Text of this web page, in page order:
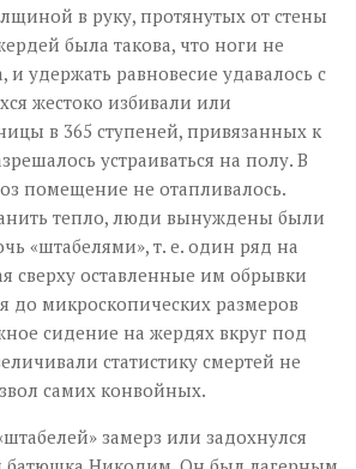
в руку, протянутых от стены
была такова, что ноги не
и удержать равновесие удавалось с
жестоко избивали или
в 365 ступеней, привязанных к
устраиваться на полу. В
помещение не отапливалось.
тепло, люди вынуждены были
«штабелями», т. е. один ряд на
сверху оставленные им обрывки
до микроскопических размеров
сидение на жердях вкруг под
статистику смертей не
самих конвойных.
замерз или задохнулся